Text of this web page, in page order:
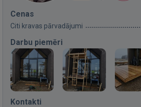
Cenas
Citi kravas pārvadājumi
Darbu piemēri
Kontakti